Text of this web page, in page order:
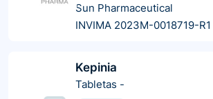
Sun Pharmaceutical
INVIMA 2023M-0018719-R1
Kepinia
Tabletas -